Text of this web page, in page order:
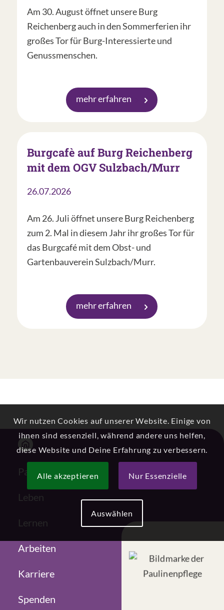
Am 30. August öffnet unsere Burg
Reichenberg auch in den Sommerferien ihr
großes Tor für Burg-Interessierte und
Genussmenschen.
mehr erfahren
Burgcafè auf Burg Reichenberg
mit dem OGV Sulzbach/Murr
26.07.2026
Am 26. Juli öffnet unsere Burg Reichenberg
zum 2. Mal in diesem Jahr ihr großes Tor für
das Burgcafé mit dem Obst- und
Gartenbauverein Sulzbach/Murr.
mehr erfahren
Paulinenpflege
Leben
Lernen
Arbeiten
Karriere
Spenden
Wir nutzen Cookies auf unserer Website. Einige von
ihnen sind essenziell, während andere uns helfen,
diese Website und Deine Erfahrung zu verbessern.
Alle akzeptieren Nur Essenzielle
Auswählen